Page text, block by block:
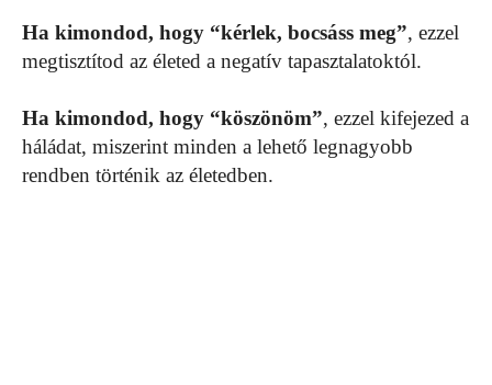
Ha kimondod, hogy “kérlek, bocsáss meg”, ezzel
megtisztítod az életed a negatív tapasztalatoktól.
Ha kimondod, hogy “köszönöm”, ezzel kifejezed a
háládat, miszerint minden a lehető legnagyobb
rendben történik az életedben.